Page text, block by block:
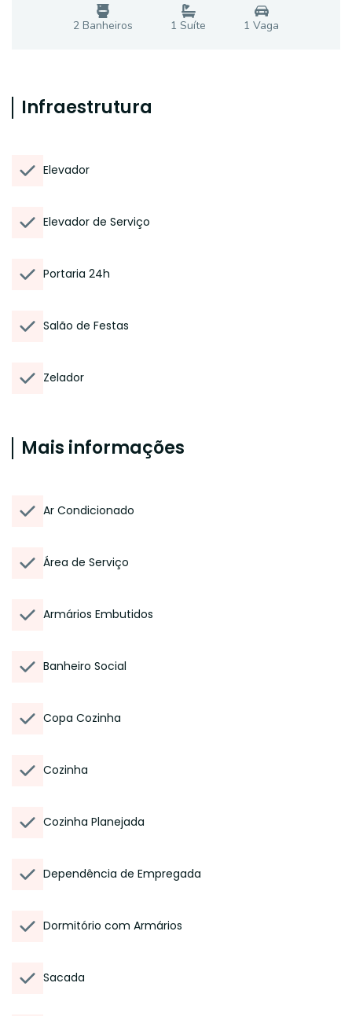
2 Banheiros 1 Suíte 1 Vaga
Infraestrutura
Elevador
Elevador de Serviço
Portaria 24h
Salão de Festas
Zelador
Mais informações
Ar Condicionado
Área de Serviço
Armários Embutidos
Banheiro Social
Copa Cozinha
Cozinha
Cozinha Planejada
Dependência de Empregada
Dormitório com Armários
Sacada